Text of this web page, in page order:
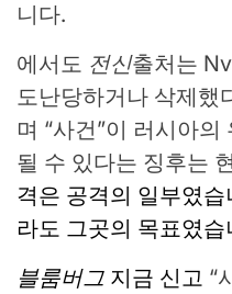
니다.
에서도 전신출처는
도난당하거나 삭제했
며 “사건”이 러시아
될 수 있다는 징후는
격은 공격의 일부였습
라도 그곳의 목표였습
블룸버그 지금 신고 “